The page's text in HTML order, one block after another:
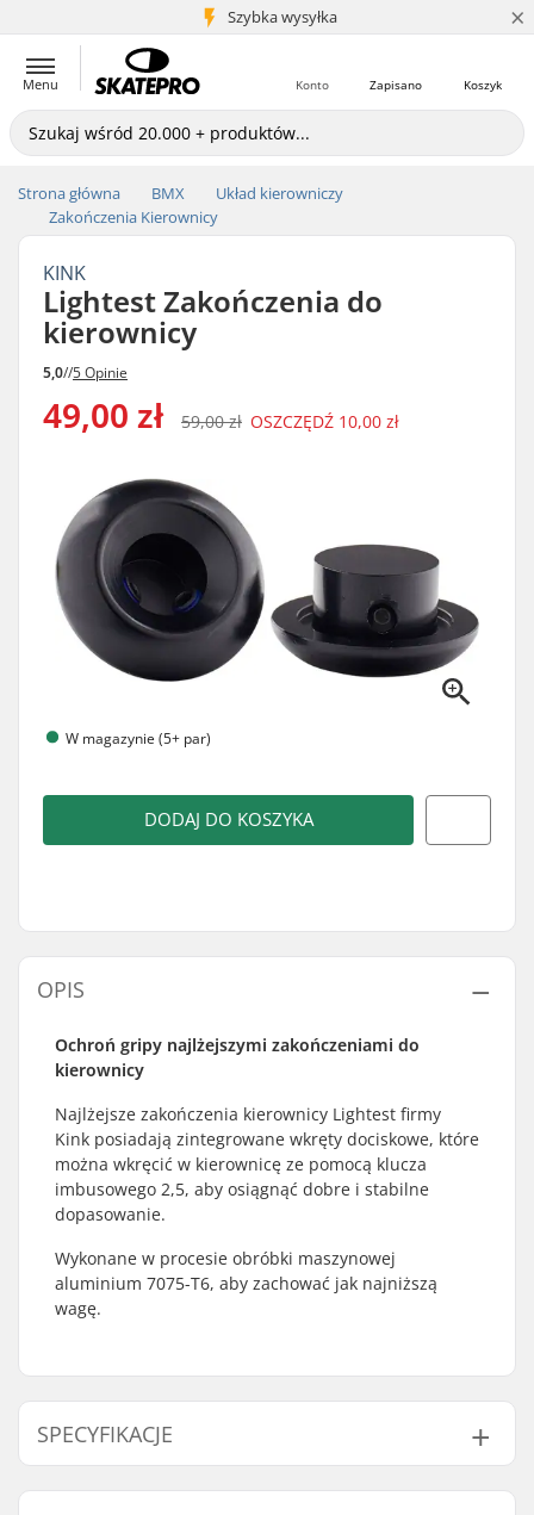
Szybka wysyłka
5+ mln klientów ×
Menu Koszyk
Zapisano
Konto
Strona główna BMX
Układ kierowniczy
Zakończenia Kierownicy
KINK
Lightest Zakończenia do
kierownicy
5,0//5 Opinie
49,00 zł 59,00 zł OSZCZĘDŹ 10,00 zł
W magazynie (5+ par)
DODAJ DO KOSZYKA
OPIS
Ochroń gripy najlżejszymi zakończeniami do
kierownicy
Najlżejsze zakończenia kierownicy Lightest firmy
Kink posiadają zintegrowane wkręty dociskowe, które
można wkręcić w kierownicę ze pomocą klucza
imbusowego 2,5, aby osiągnąć dobre i stabilne
dopasowanie.
Wykonane w procesie obróbki maszynowej
aluminium 7075-T6, aby zachować jak najniższą
wagę.
SPECYFIKACJE
Kompatybilne z:
Aluminium